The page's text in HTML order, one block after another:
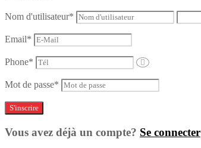
Nom d'utilisateur*
Email*
Phone*
Mot de passe*
Vous avez déjà un compte? Se connecter